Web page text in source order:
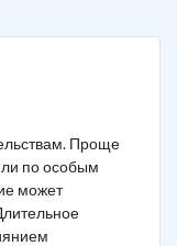
Проще
по особым
может